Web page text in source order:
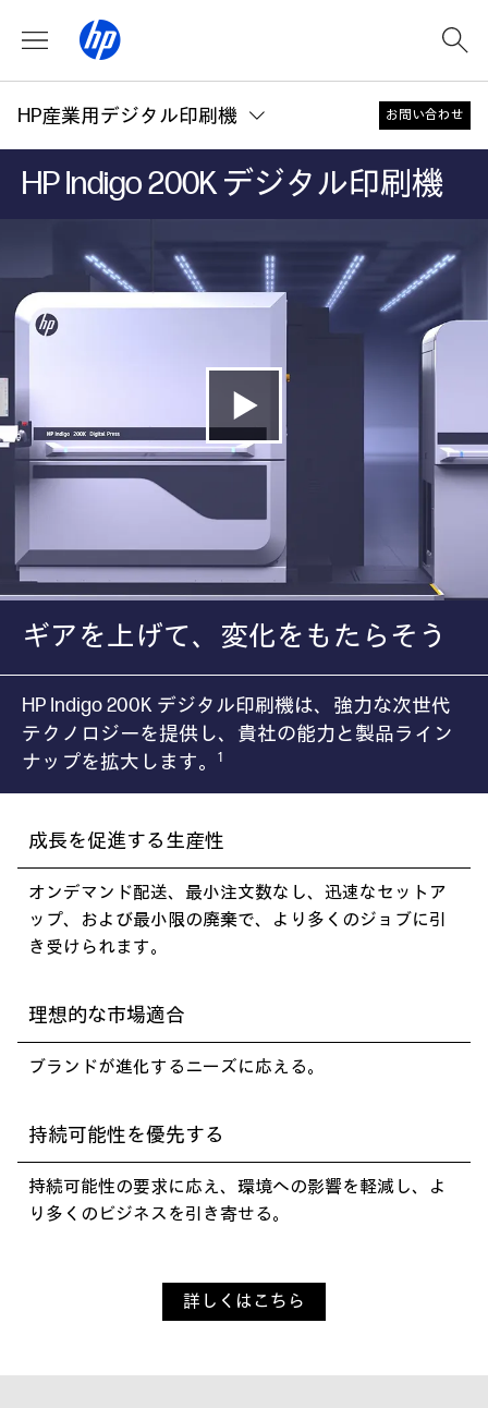
HP産業用デジタル印刷機 お問い合わせ
HP Indigo 200K デジタル印刷機
ギアを上げて、変化をもたらそう
HP Indigo 200K デジタル印刷機は、強力な次世代
テクノロジーを提供し、貴社の能力と製品ライン
ナップを拡大します。
1
成長を促進する生産性
オンデマンド配送、最小注文数なし、迅速なセットア
ップ、および最小限の廃棄で、より多くのジョブに引
き受けられます。
理想的な市場適合
ブランドが進化するニーズに応える。
持続可能性を優先する
持続可能性の要求に応え、環境への影響を軽減し、よ
り多くのビジネスを引き寄せる。
詳しくはこちら